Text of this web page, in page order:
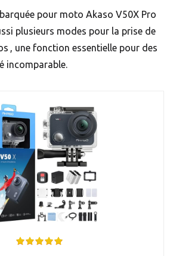
pour moto Akaso V50X Pro
plusieurs modes pour la prise de
, une fonction essentielle pour des
incomparable.